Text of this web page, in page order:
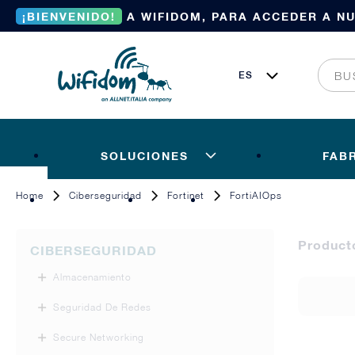
¡BIENVENIDO! A WIFIDOM, PARA ACCEDER A
SOLUCIONES
Home Ciberseguridad Fortinet FortiAIOps
CIBERSEGURIDAD
Almacenamiento
Seguridad De Redes
Secure Networking